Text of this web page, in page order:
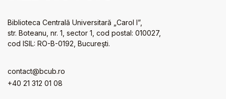
Biblioteca Centrală Universitară „Carol I”,
str. Boteanu, nr. 1, sector 1, cod postal: 010027,
cod ISIL: RO-B-0192, Bucureşti.
contact@bcub.ro
+40 21 312 01 08